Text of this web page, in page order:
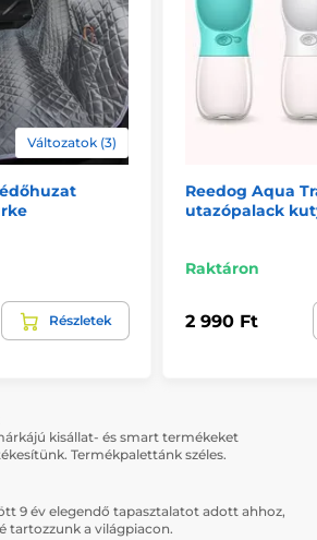
lett ellátva, ahol a
vagy manuálisan, három
be, a táska oldalán lévő
A Petkit Ever utazótáska 30
szellőztet és friss levegőt juttat a
rendszer
beépített világítási
melynek köszönhetően
nyomja meg a táska
lévő világítás csak akkor
csatlakoztatva van a
hátsó tartólemeze ergonomikusan
köszönhetően viselése
Beépített hálóval és vastag
A vállpánt gyöngygyapottal lett
alkalmazkodik az emberi
Változatok (3)
Részletek
Reedog Aqua
utazópalack
Raktáron
2 990 Ft
kisállat- és smart termékeket
Termékpalettánk széles.
9 év elegendő tapasztalatot adott ahhoz,
tartozzunk a világpiacon.